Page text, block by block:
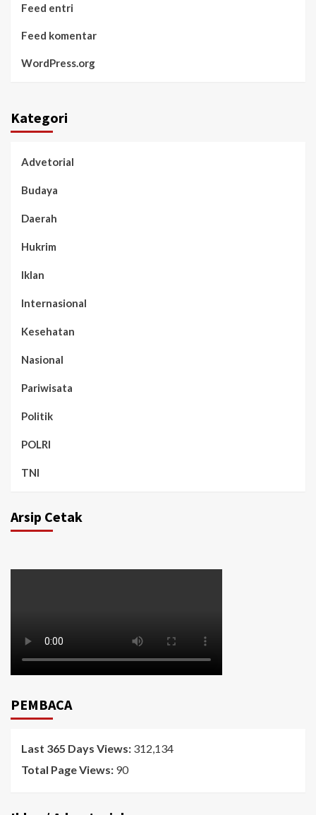
Feed entri
Feed komentar
WordPress.org
Kategori
Advetorial
Budaya
Daerah
Hukrim
Iklan
Internasional
Kesehatan
Nasional
Pariwisata
Politik
POLRI
TNI
Arsip Cetak
PEMBACA
Last 365 Days Views: 312,134
Total Page Views: 90